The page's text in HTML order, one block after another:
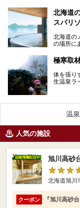
北海道
スパリ
北海道の
の場所に
極寒取
体を張り
生温泉ラ
温
人気の施設
旭川高砂
北海道旭川
クーポン 『旭川高砂